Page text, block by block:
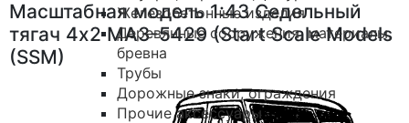
Железобетонные изделия
Деревянные сооружения, материалы,
бревна
Трубы
Дорожные знаки, ограждения
Прочие аксессуары
Масштабная модель 1:43 Седельный
тягач 4х2 МАЗ-5429 (Start Scale Models
(SSM)